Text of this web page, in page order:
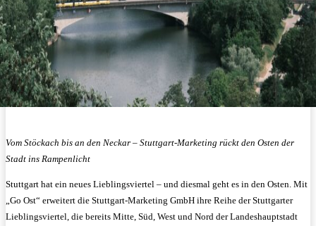
Vom Stöckach bis an den Neckar – Stuttgart-Marketing rückt den Osten der
Stadt ins Rampenlicht
Stuttgart hat ein neues Lieblingsviertel – und diesmal geht es in den Osten. Mit
„Go Ost“ erweitert die Stuttgart-Marketing GmbH ihre Reihe der Stuttgarter
Lieblingsviertel, die bereits Mitte, Süd, West und Nord der Landeshauptstadt